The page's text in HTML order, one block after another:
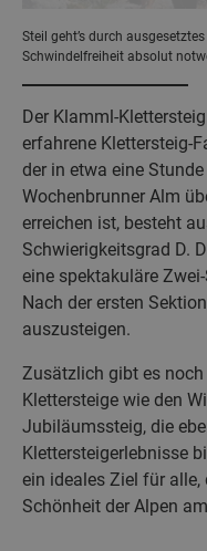
Steil geht’s durch
Schwindelfreiheit absolut
Der Klamml-
erfahrene Klettersteig-
der in etwa eine
Wochenbrunner Alm
erreichen ist, besteht
Schwierigkeitsgrad D.
eine spektakuläre
Nach der ersten
auszusteigen.
Zusätzlich gibt es
Klettersteige wie den
Jubiläumssteig, die
Klettersteigerlebnisse
ein ideales Ziel für alle,
Schönheit der Alpen